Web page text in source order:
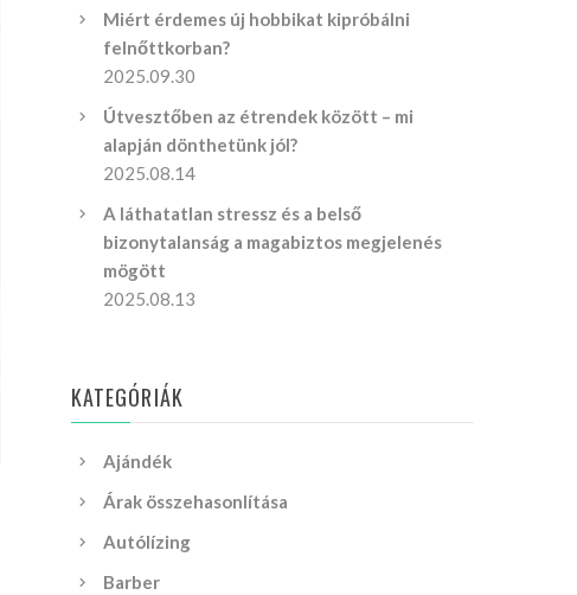
Miért érdemes új hobbikat kipróbálni
felnőttkorban?
2025.09.30
Útvesztőben az étrendek között – mi
alapján dönthetünk jól?
2025.08.14
A láthatatlan stressz és a belső
bizonytalanság a magabiztos megjelenés
mögött
2025.08.13
KATEGÓRIÁK
Ajándék
Árak összehasonlítása
Autólízing
Barber